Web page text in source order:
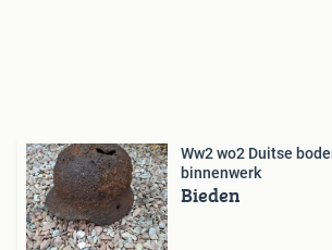
Ww2 wo2 Duitse
binnenwerk
Bieden